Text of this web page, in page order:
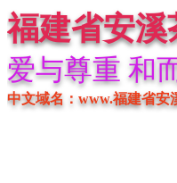
福建省安
爱与尊重 和
中文域名：www.福建省安